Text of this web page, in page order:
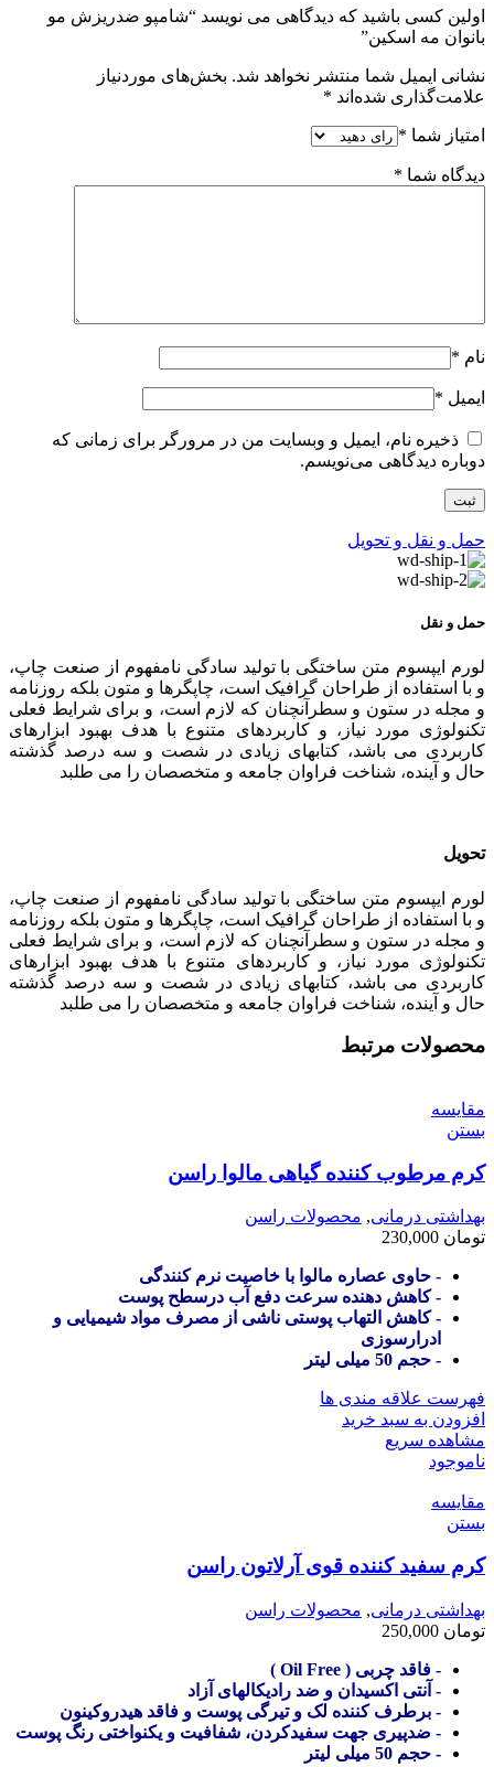
اولین کسی باشید که دیدگاهی می نویسد “شامپو ضدریزش مو
بانوان مه اسکین”
نشانی ایمیل شما منتشر نخواهد شد. بخش‌های موردنیاز
علامت‌گذاری شده‌اند *
امتیاز شما *
دیدگاه شما *
نام *
ایمیل *
ذخیره نام، ایمیل و وبسایت من در مرورگر برای زمانی که
دوباره دیدگاهی می‌نویسم.
حمل و نقل و تحویل
حمل و نقل
لورم ایپسوم متن ساختگی با تولید سادگی نامفهوم از صنعت چاپ،
و با استفاده از طراحان گرافیک است، چاپگرها و متون بلکه روزنامه
و مجله در ستون و سطرآنچنان که لازم است، و برای شرایط فعلی
تکنولوژی مورد نیاز، و کاربردهای متنوع با هدف بهبود ابزارهای
کاربردی می باشد، کتابهای زیادی در شصت و سه درصد گذشته
حال و آینده، شناخت فراوان جامعه و متخصصان را می طلبد
تحویل
لورم ایپسوم متن ساختگی با تولید سادگی نامفهوم از صنعت چاپ،
و با استفاده از طراحان گرافیک است، چاپگرها و متون بلکه روزنامه
و مجله در ستون و سطرآنچنان که لازم است، و برای شرایط فعلی
تکنولوژی مورد نیاز، و کاربردهای متنوع با هدف بهبود ابزارهای
کاربردی می باشد، کتابهای زیادی در شصت و سه درصد گذشته
حال و آینده، شناخت فراوان جامعه و متخصصان را می طلبد
محصولات مرتبط
مقایسه
بستن
کرم مرطوب کننده گیاهی مالوا راسن
بهداشتی درمانی, محصولات راسن
تومان
- حاوی عصاره مالوا با خاصیت نرم کنندگی
- کاهش دهنده سرعت دفع آب درسطح پوست
- کاهش التهاب پوستی ناشی از مصرف مواد شیمیایی و
ادرارسوزی
- حجم 50 میلی لیتر
فهرست علاقه مندی ها
افزودن به سبد خرید
مشاهده سریع
ناموجود
مقایسه
بستن
کرم سفید کننده قوی آرلاتون راسن
بهداشتی درمانی, محصولات راسن
تومان
- فاقد چربی ( Oil Free )
- آنتی اکسیدان و ضد رادیکالهای آزاد
- برطرف کننده لک و تیرگی پوست و فاقد هیدروکینون
- ضدپیری جهت سفیدکردن، شفافیت و یکنواختی رنگ پوست
- حجم 50 میلی لیتر